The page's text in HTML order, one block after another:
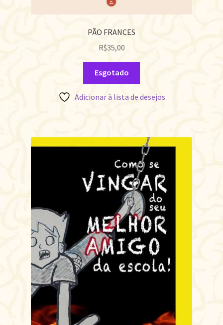
PÃO FRANCES
R$35,00
Esgotado
Adicionar à lista de desejos